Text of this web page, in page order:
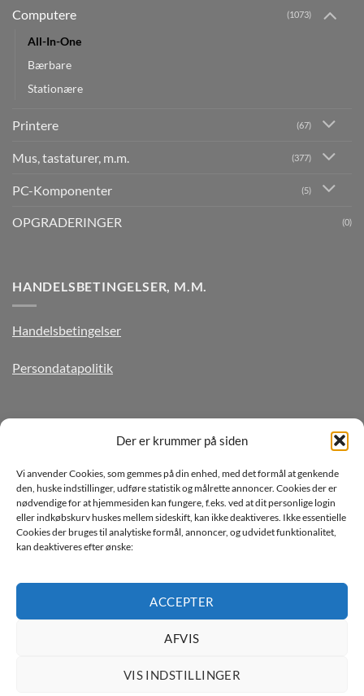
Der er krummer på siden
Vi anvender Cookies, som gemmes på din enhed, med det formål at genkende
den, huske indstillinger, udføre statistik og målrette annoncer. Cookies der er
nødvendige for at hjemmesiden kan fungere, f.eks. ved at dit personlige login
eller indkøbskurv huskes mellem sideskift, kan ikke deaktiveres. Ikke essentielle
Cookies der bruges til analytiske formål, annoncer, og udvidet funktionalitet,
kan deaktiveres efter ønske:
ACCEPTER
AFVIS
VIS INDSTILLINGER
Computere (1073)
All-In-One
Bærbare
Stationære
Printere (67)
Mus, tastaturer, m.m. (377)
PC-Komponenter (5)
OPGRADERINGER (0)
HANDELSBETINGELSER, M.M.
Handelsbetingelser
Persondatapolitik
Læs vores Persondatapolitik